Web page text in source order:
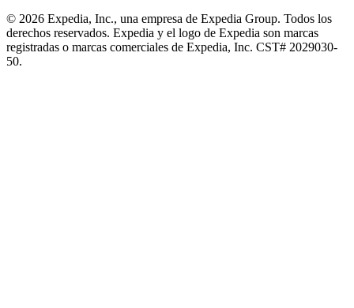
© 2026 Expedia, Inc., una empresa de Expedia Group. Todos los
derechos reservados. Expedia y el logo de Expedia son marcas
registradas o marcas comerciales de Expedia, Inc. CST# 2029030-
50.